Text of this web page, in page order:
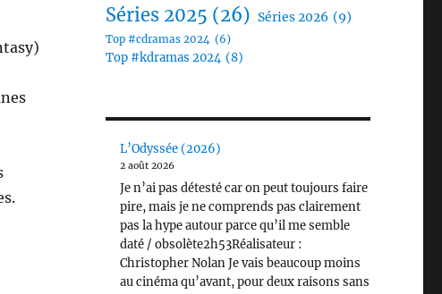
l’été 2023 ou le drame à très hautes doses »
Séries 2025 (26) Séries 2026 (9)
Top #cdramas 2024 (6)
Top #kdramas 2024 (8)
L’Odyssée (2026)
2 août 2026
Je n’ai pas détesté car on peut toujours faire
pire, mais je ne comprends pas clairement
pas la hype autour parce qu’il me semble
daté / obsolète2h53Réalisateur :
Christopher Nolan Je vais beaucoup moins
au cinéma qu’avant, pour deux raisons sans